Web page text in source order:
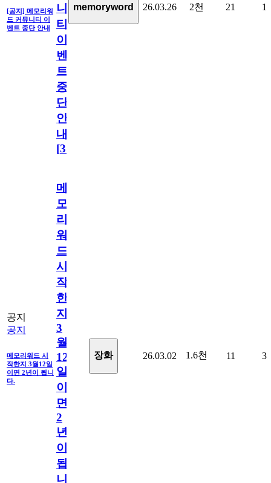
[공지] 메모리워
드 커뮤니티 이
벤트 중단 안내
니
티
이
벤
트
중
단
안
내
[31
memoryword 26.03.26 2천 21 1
공지
공지
메모리워드 시
작한지 3월12일
이면 2년이 됩니
다.
메
모
리
워
드
시
작
한
지
3
월
12
일
이
면
2
년
이
됩
니
장화 26.03.02 1.6천 11 3